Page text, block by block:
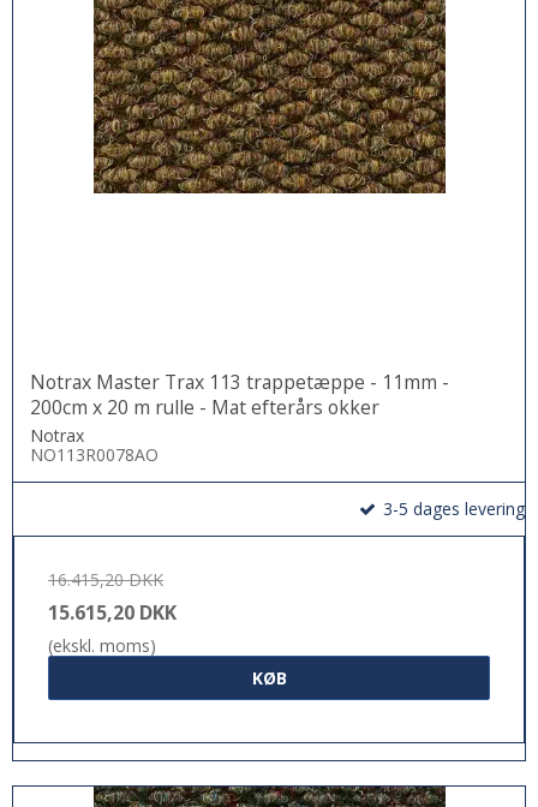
Notrax Master Trax 113 trappetæppe - 11mm -
200cm x 20 m rulle - Mat efterårs okker
Notrax
NO113R0078AO
3-5 dages levering
16.415,20 DKK
15.615,20 DKK
(ekskl. moms)
KØB